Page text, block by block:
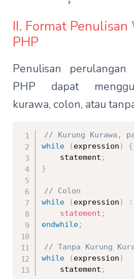
II. Format
PHP
Penulisan perulangan
PHP dapat
kurawa, colon, atau
// Kurung Kurawa,
while
( expression )
{
    statement
;
}
// Colon
while
( expression )
:
statement ;
endwhile;
// Tanpa Kurung
while
( expression )
    statement
;